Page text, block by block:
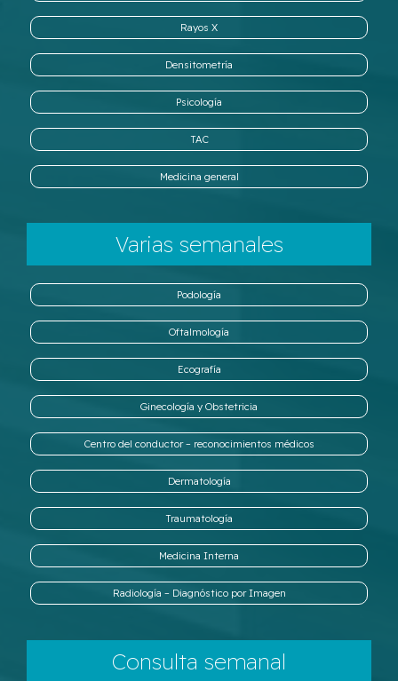
Rayos X
Densitometría
Psicología
TAC
Medicina general
Varias semanales
Podología
Oftalmología
Ecografía
Ginecología y Obstetricia
Centro del conductor – reconocimientos médicos
Dermatología
Traumatología
Medicina Interna
Radiología – Diagnóstico por Imagen
Consulta semanal